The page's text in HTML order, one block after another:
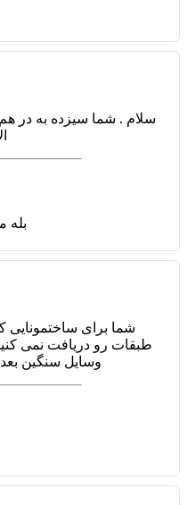
سلام . شما سیزده به در
بله
شما برای
طبقات رو دریافت نمی
وسایل سنگین